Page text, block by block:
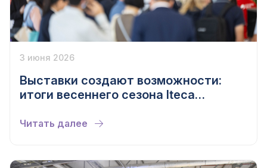
3 июня 2026
Выставки создают возможности:
итоги весеннего сезона Iteca
Читать далее